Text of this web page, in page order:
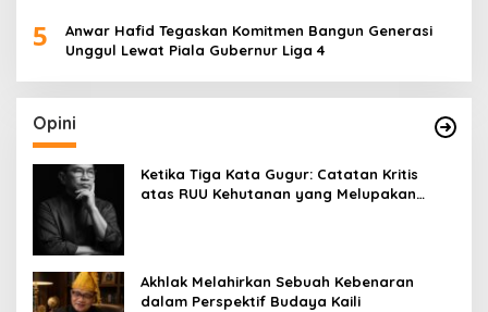
5
Anwar Hafid Tegaskan Komitmen Bangun Generasi
Unggul Lewat Piala Gubernur Liga 4
Opini
Ketika Tiga Kata Gugur: Catatan Kritis
atas RUU Kehutanan yang Melupakan
Akhlak Melahirkan Sebuah Kebenaran
dalam Perspektif Budaya Kaili